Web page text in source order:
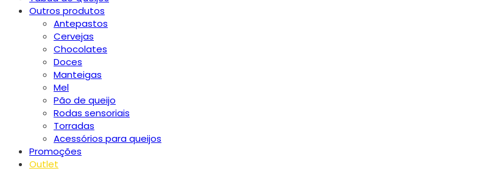
Outros produtos
Antepastos
Cervejas
Chocolates
Doces
Manteigas
Mel
Pão de queijo
Rodas sensoriais
Torradas
Acessórios para queijos
Promoções
Outlet